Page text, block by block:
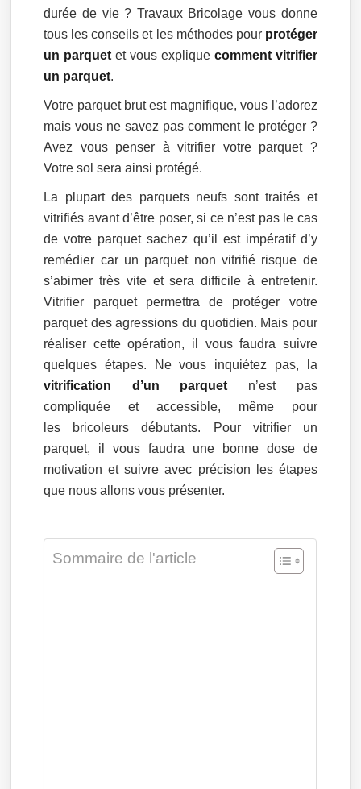
durée de vie ? Travaux Bricolage vous donne
tous les conseils et les méthodes pour protéger
un parquet et vous explique comment vitrifier
un parquet.
Votre parquet brut est magnifique, vous l’adorez
mais vous ne savez pas comment le protéger ?
Avez vous penser à vitrifier votre parquet ?
Votre sol sera ainsi protégé.
La plupart des parquets neufs sont traités et
vitrifiés avant d’être poser, si ce n’est pas le cas
de votre parquet sachez qu’il est impératif d’y
remédier car un parquet non vitrifié risque de
s’abimer très vite et sera difficile à entretenir.
Vitrifier parquet permettra de protéger votre
parquet des agressions du quotidien. Mais pour
réaliser cette opération, il vous faudra suivre
quelques étapes. Ne vous inquiétez pas, la
vitrification d’un parquet n’est pas
compliquée et accessible, même pour
les bricoleurs débutants. Pour vitrifier un
parquet, il vous faudra une bonne dose de
motivation et suivre avec précision les étapes
que nous allons vous présenter.
Sommaire de l'article